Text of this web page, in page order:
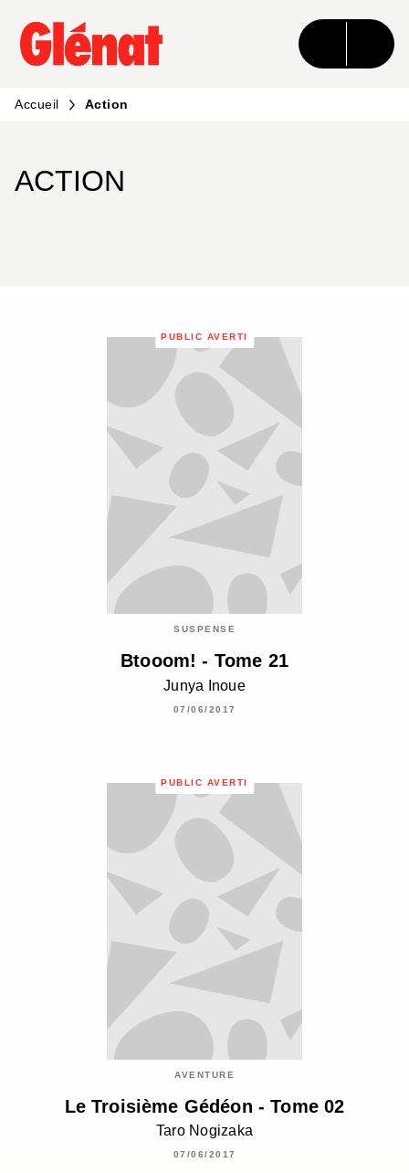
MENU RECHERCHE CONTENU
PIED DE PAGE
Accueil Action
ACTION
PUBLIC AVERTI
SUSPENSE
Btooom! - Tome 21
Junya Inoue
07/06/2017
PUBLIC AVERTI
AVENTURE
Le Troisième Gédéon - Tome 02
Taro Nogizaka
07/06/2017